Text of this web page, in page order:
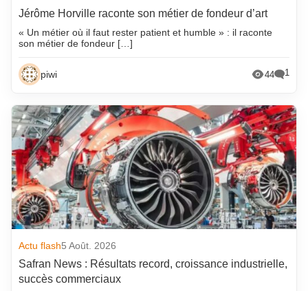
Jérôme Horville raconte son métier de fondeur d’art
« Un métier où il faut rester patient et humble » : il raconte
son métier de fondeur […]
piwi 44 1
Actu flash5 Août. 2026
Safran News : Résultats record, croissance industrielle,
succès commerciaux